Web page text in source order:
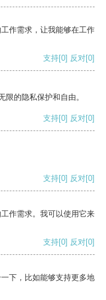
作需求，让我能够在工作
支持[0] 反对[0]
的隐私保护和自由。
支持[0] 反对[0]
支持[0] 反对[0]
作需求。我可以使用它来
支持[0] 反对[0]
下，比如能够支持更多地